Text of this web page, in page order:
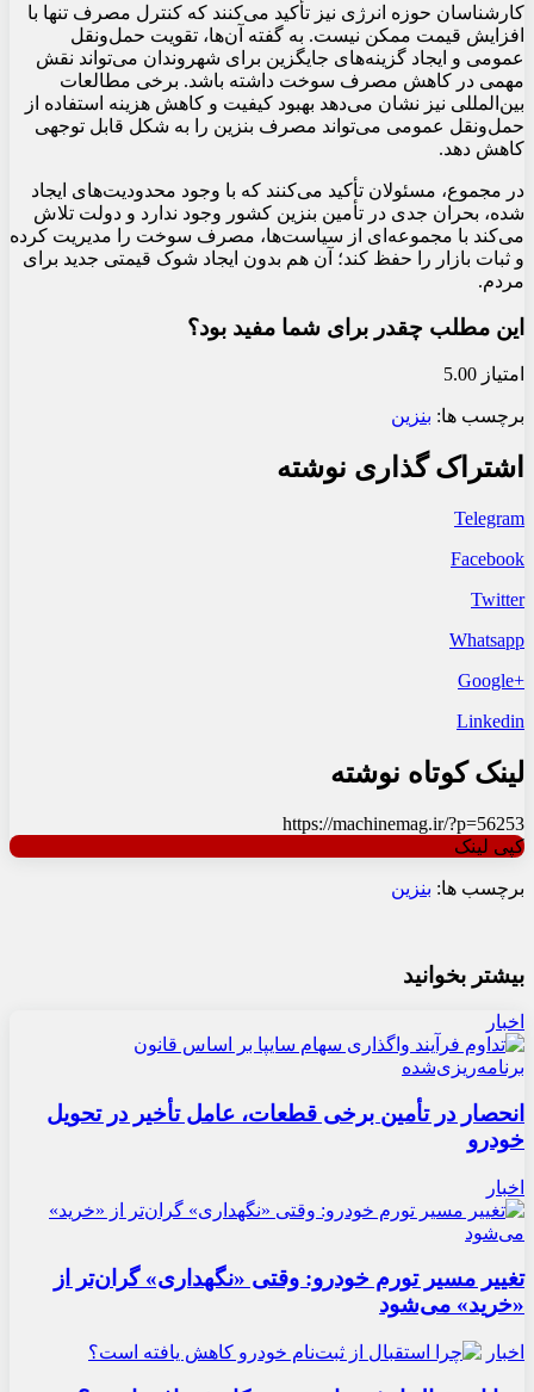
کارشناسان حوزه انرژی نیز تأکید می‌کنند که کنترل مصرف تنها با
افزایش قیمت ممکن نیست. به گفته آن‌ها، تقویت حمل‌ونقل
عمومی و ایجاد گزینه‌های جایگزین برای شهروندان می‌تواند نقش
مهمی در کاهش مصرف سوخت داشته باشد. برخی مطالعات
بین‌المللی نیز نشان می‌دهد بهبود کیفیت و کاهش هزینه استفاده از
حمل‌ونقل عمومی می‌تواند مصرف بنزین را به شکل قابل توجهی
کاهش دهد.
در مجموع، مسئولان تأکید می‌کنند که با وجود محدودیت‌های ایجاد
شده، بحران جدی در تأمین بنزین کشور وجود ندارد و دولت تلاش
می‌کند با مجموعه‌ای از سیاست‌ها، مصرف سوخت را مدیریت کرده
و ثبات بازار را حفظ کند؛ آن هم بدون ایجاد شوک قیمتی جدید برای
مردم.
این مطلب چقدر برای شما مفید بود؟
امتیاز 5.00
برچسب ها: بنزین
اشتراک گذاری نوشته
Telegram
Facebook
Twitter
Whatsapp
+Google
Linkedin
لینک کوتاه نوشته
https://machinemag.ir/?p=56253
کپی لینک
برچسب ها: بنزین
بیشتر بخوانید
اخبار
انحصار در تأمین برخی قطعات، عامل تأخیر در تحویل
خودرو
اخبار
تغییر مسیر تورم خودرو: وقتی «نگهداری» گران‌تر از
«خرید» می‌شود
اخبار